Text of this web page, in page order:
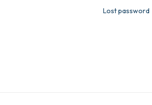
Lost password